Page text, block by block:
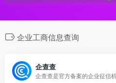
企业工商信息查询
企查查